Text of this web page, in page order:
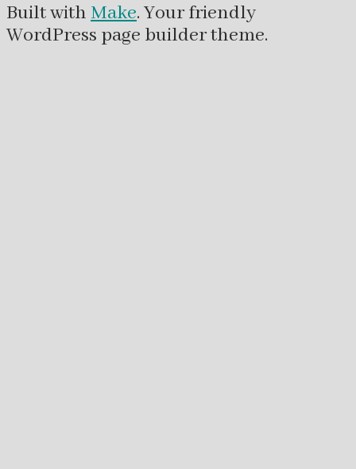
Built withMake. Your friendly
WordPress page builder theme.